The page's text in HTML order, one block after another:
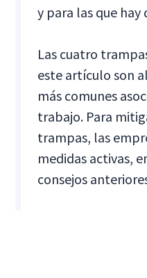
y para las que hay
Las cuatro
este artículo son
más comunes
trabajo. Para
trampas, las
medidas activas,
consejos